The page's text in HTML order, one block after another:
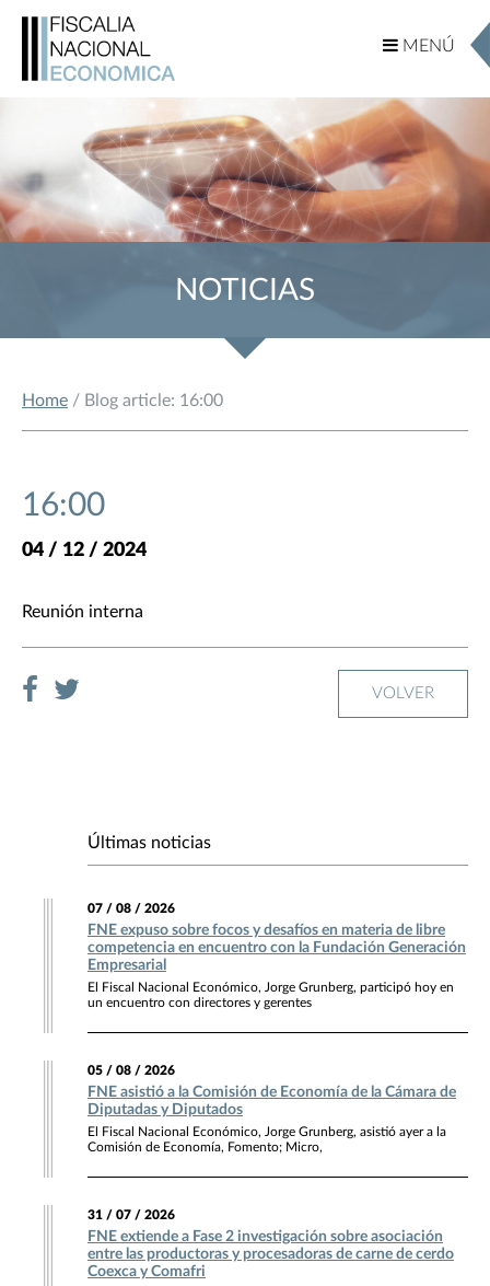
MENÚ
MENÚ
NOTICIAS
Home / Blog article: 16:00
16:00
04 / 12 / 2024
Reunión interna
VOLVER
Últimas noticias
07 / 08 / 2026
FNE expuso sobre focos y desafíos en materia de libre
competencia en encuentro con la Fundación Generación
Empresarial
El Fiscal Nacional Económico, Jorge Grunberg, participó hoy en
un encuentro con directores y gerentes
05 / 08 / 2026
FNE asistió a la Comisión de Economía de la Cámara de
Diputadas y Diputados
El Fiscal Nacional Económico, Jorge Grunberg, asistió ayer a la
Comisión de Economía, Fomento; Micro,
31 / 07 / 2026
FNE extiende a Fase 2 investigación sobre asociación
entre las productoras y procesadoras de carne de cerdo
Coexca y Comafri